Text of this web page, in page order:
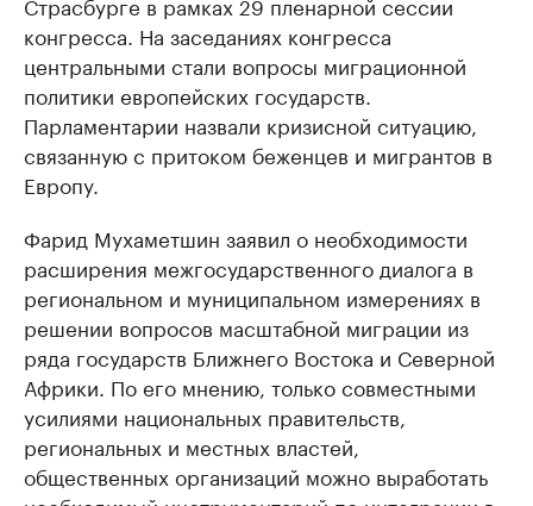
конгресса. На заседаниях конгресса
центральными стали вопросы миграционной
политики европейских государств.
Парламентарии назвали кризисной ситуацию,
связанную с притоком беженцев и мигрантов в
Европу.
Фарид Мухаметшин заявил о необходимости
расширения межгосударственного диалога в
региональном и муниципальном измерениях в
решении вопросов масштабной миграции из
ряда государств Ближнего Востока и Северной
Африки. По его мнению, только совместными
усилиями национальных правительств,
региональных и местных властей,
общественных организаций можно выработать